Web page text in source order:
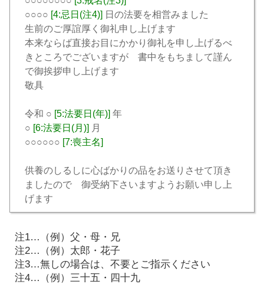
○○○○ [4:忌日(注4)] 日の法要を相営みました
生前のご厚誼厚く御礼申し上げます
本来ならば直接お目にかかり御礼を申し上げるべ
きところでございますが 書中をもちまして謹ん
で御挨拶申し上げます
敬具
令和 ○ [5:法要日(年)]年
○ [6:法要日(月)] 月
○○○○○○ [7:喪主名]
供養のしるしに心ばかりの品をお送りさせて頂き
ましたので 御受納下さいますようお願い申し上
げます
注1…
（例）父・母・兄
注2…
（例）太郎・花子
注3…無しの場合は、不要とご指示ください
注4…
（例）三十五・四十九